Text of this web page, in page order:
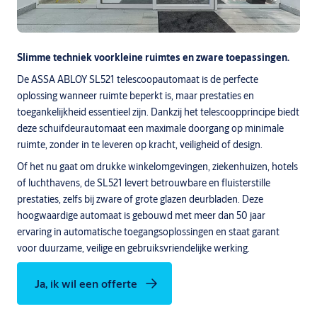
Slimme techniek voorkleine ruimtes en zware toepassingen.
De ASSA ABLOY SL521 telescoopautomaat is de perfecte
oplossing wanneer ruimte beperkt is, maar prestaties en
toegankelijkheid essentieel zijn. Dankzij het telescoopprincipe biedt
deze schuifdeurautomaat een maximale doorgang op minimale
ruimte, zonder in te leveren op kracht, veiligheid of design.
Of het nu gaat om drukke winkelomgevingen, ziekenhuizen, hotels
of luchthavens, de SL521 levert betrouwbare en fluisterstille
prestaties, zelfs bij zware of grote glazen deurbladen. Deze
hoogwaardige automaat is gebouwd met meer dan 50 jaar
ervaring in automatische toegangsoplossingen en staat garant
voor duurzame, veilige en gebruiksvriendelijke werking.
Ja, ik wil een offerte